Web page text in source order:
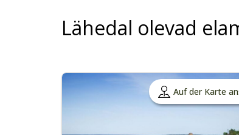
Lähedal olevad
Auf der Karte